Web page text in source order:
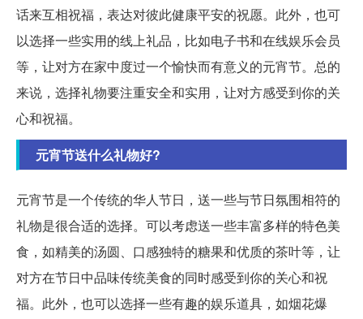
话来互相祝福，表达对彼此健康平安的祝愿。此外，也可
以选择一些实用的线上礼品，比如电子书和在线娱乐会员
等，让对方在家中度过一个愉快而有意义的元宵节。总的
来说，选择礼物要注重安全和实用，让对方感受到你的关
心和祝福。
元宵节送什么礼物好?
元宵节是一个传统的华人节日，送一些与节日氛围相符的
礼物是很合适的选择。可以考虑送一些丰富多样的特色美
食，如精美的汤圆、口感独特的糖果和优质的茶叶等，让
对方在节日中品味传统美食的同时感受到你的关心和祝
福。此外，也可以选择一些有趣的娱乐道具，如烟花爆